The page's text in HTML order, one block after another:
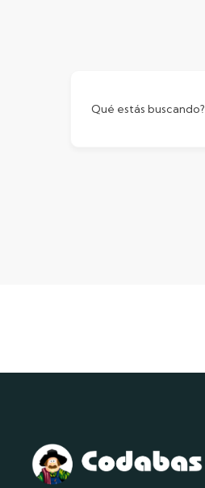
Qué estás buscando?